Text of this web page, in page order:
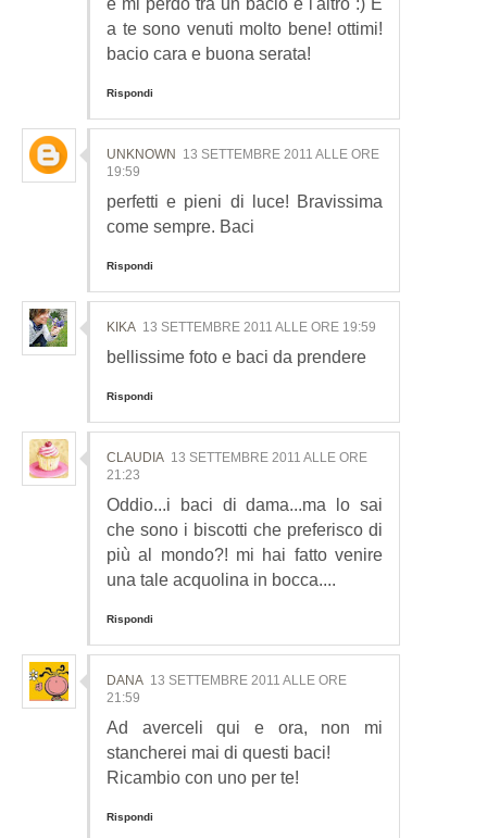
a te sono venuti molto bene! ottimi!
bacio cara e buona serata!
Rispondi
UNKNOWN 13 SETTEMBRE 2011 ALLE ORE
19:59
perfetti e pieni di luce! Bravissima
come sempre. Baci
Rispondi
KIKA 13 SETTEMBRE 2011 ALLE ORE 19:59
bellissime foto e baci da prendere
Rispondi
CLAUDIA 13 SETTEMBRE 2011 ALLE ORE
21:23
Oddio...i baci di dama...ma lo sai
che sono i biscotti che preferisco di
più al mondo?! mi hai fatto venire
una tale acquolina in bocca....
Rispondi
DANA 13 SETTEMBRE 2011 ALLE ORE
21:59
Ad averceli qui e ora, non mi
stancherei mai di questi baci!
Ricambio con uno per te!
Rispondi